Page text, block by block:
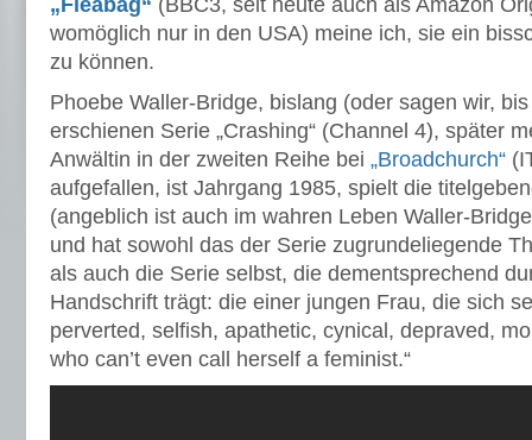
„Fleabag“ (BBC3, seit heute auch als Amazon
womöglich nur in den USA) meine ich, sie ein
zu können.
Phoebe Waller-Bridge, bislang (oder sagen wir,
erschienen Serie „Crashing“ (Channel 4), später
Anwältin in der zweiten Reihe bei „Broadchurch“
aufgefallen, ist Jahrgang 1985, spielt die
(angeblich ist auch im wahren Leben Waller-
und hat sowohl das der Serie zugrundeliegende
als auch die Serie selbst, die dementsprechend
Handschrift trägt: die einer jungen Frau, die sich
perverted, selfish, apathetic, cynical, depraved,
who can’t even call herself a feminist.“